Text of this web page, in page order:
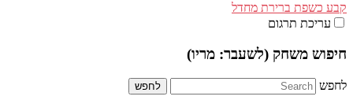
קבע כשפת ברירת מחדל
עריכת תרגום
חיפוש משחק (לשעבר: מריו)
לחפש